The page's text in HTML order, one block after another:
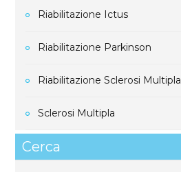
Riabilitazione Ictus
Riabilitazione Parkinson
Riabilitazione Sclerosi Multipla
Sclerosi Multipla
Cerca